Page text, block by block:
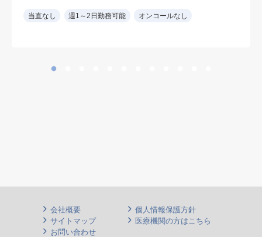
・訪問件数:居宅 10~15件/日 施設
当直なし 週1～2日勤務可能 オンコールなし
会社概要
個人情報保護方針
サイトマップ
医療機関の方はこちら
お問い合わせ